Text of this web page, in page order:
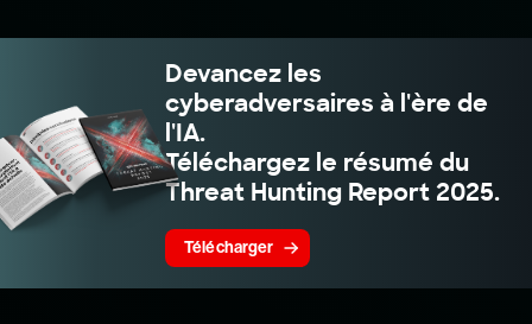
Devancez les
cyberadversaires à l'ère de
l'IA.
Téléchargez le résumé du
Threat Hunting Report 2025.
Télécharger